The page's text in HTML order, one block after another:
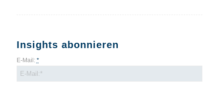
Insights abonnieren
E-Mail: *